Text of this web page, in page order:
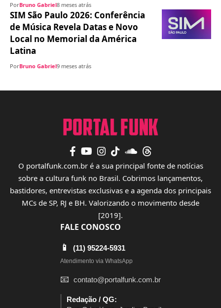
PorBruno Gabriel8 meses atrás
SIM São Paulo 2026: Conferência
de Música Revela Datas e Novo
Local no Memorial da América
Latina
PorBruno Gabriel9 meses atrás
O portalfunk.com.br é a sua principal fonte de notícias
sobre a cultura funk no Brasil. Cobrimos lançamentos,
bastidores, entrevistas exclusivas e a agenda dos principais
MCs de SP, RJ e BH. Valorizando o movimento desde
[2019].
FALE CONOSCO
📱 (11) 95224-5931
Atendimento via WhatsApp
📧 contato@portalfunk.com.br
Redação / QG: